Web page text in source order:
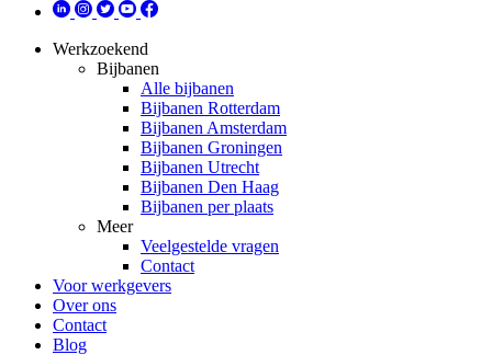
Werkzoekend
Bijbanen
Alle bijbanen
Bijbanen Rotterdam
Bijbanen Amsterdam
Bijbanen Groningen
Bijbanen Utrecht
Bijbanen Den Haag
Bijbanen per plaats
Meer
Veelgestelde vragen
Contact
Voor werkgevers
Over ons
Contact
Blog